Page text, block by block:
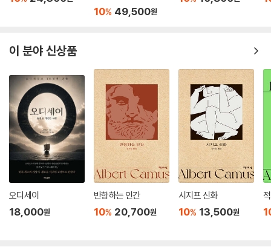
역본)
10% 49,500원
이 분야 신상품
오디세이
18,000원
반항하는 인간
10% 20,700원
시지프 신화
10% 13,500원